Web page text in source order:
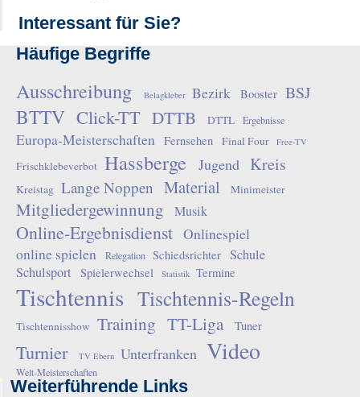
Interessant für Sie?
Häufige Begriffe
Ausschreibung Belagkleber Bezirk Booster BSJ
BTTV Click-TT DTTB DTTL Ergebnisse
Europa-Meisterschaften Fernsehen Final Four Free-TV
Frischklebeverbot Hassberge Jugend Kreis
Kreistag Lange Noppen Material Minimeister
Mitgliedergewinnung Musik
Online-Ergebnisdienst Onlinespiel
online spielen
Relegation Schiedsrichter Schule
Schulsport
Spielerwechsel Statistik Termine
Tischtennis Tischtennis-Regeln
Tischtennisshow Training TT-Liga Tuner
Turnier TV Ebern Unterfranken Video
Welt-Meisterschaften
Weiterführende Links